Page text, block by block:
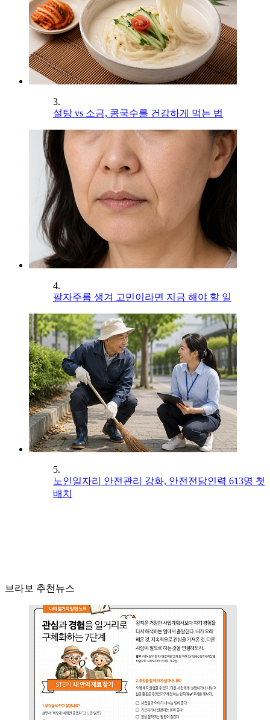
3.
설탕 vs 소금, 콩국수를 건강하게 먹는 법
4.
팔자주름 생겨 고민이라면 지금 해야 할 일
5.
노인일자리 안전관리 강화, 안전전담인력 613명 첫
배치
브라보 추천뉴스